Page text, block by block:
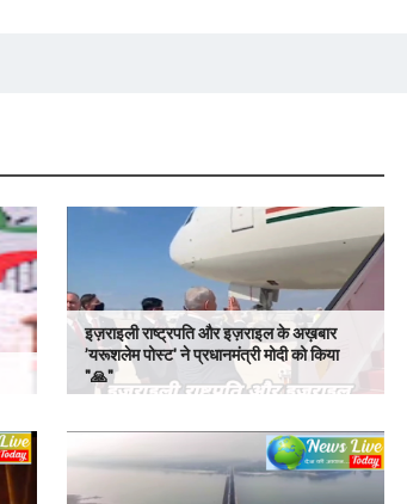
इज़राइली राष्ट्रपति और इज़राइल के अख़बार
’यरूशलेम पोस्ट' ने प्रधानमंत्री मोदी को किया
"🙏"